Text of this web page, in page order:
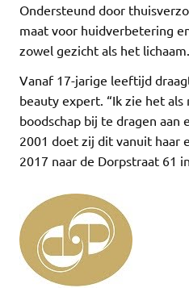
Ondersteund door
maat voor huidverbetering
zowel gezicht als het lichaam.
Vanaf 17-jarige leeftijd
beauty expert. “Ik zie het
boodschap bij te dragen aan
2001 doet zij dit vanuit haar
2017 naar de Dorpstraat 61